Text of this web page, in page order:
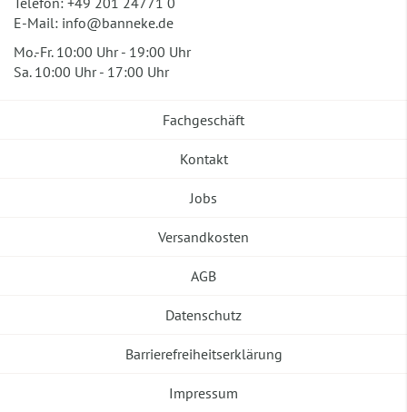
E-Mail: info@banneke.de
Mo.-Fr. 10:00 Uhr - 19:00 Uhr
Sa. 10:00 Uhr - 17:00 Uhr
Fachgeschäft
Kontakt
Jobs
Versandkosten
AGB
Datenschutz
Barrierefreiheitserklärung
Impressum